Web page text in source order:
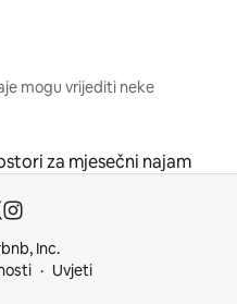
mogu vrijediti neke
za mjesečni najam
Inc.
Uvjeti